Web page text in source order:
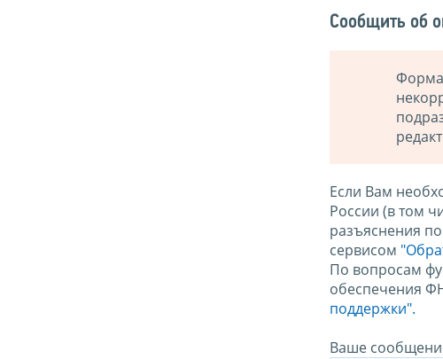
Сообщить об
Форма
Если Вам
России (в том
разъяснения
сервисом
По вопросам
обеспечения
поддержки".
Ваше